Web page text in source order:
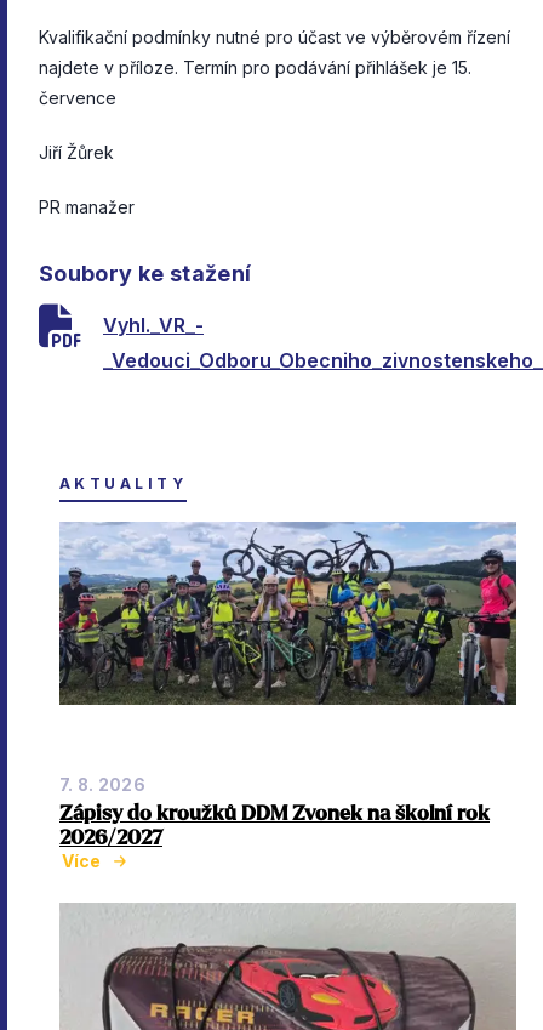
Kvalifikační podmínky nutné pro účast ve výběrovém řízení
najdete v příloze. Termín pro podávání přihlášek je 15.
července
Jiří Žůrek
PR manažer
Soubory ke stažení
Vyhl._VR_-
AKTUALITY
7. 8. 2026
Zápisy do kroužků DDM Zvonek na školní rok
2026/2027
Více